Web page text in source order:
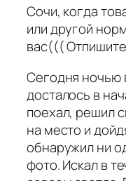
Cочи, когда
или другой
вас(((
Сегодня ночью
досталось в
поехал, решил
на место и
обнаружил ни
фото. Искал в